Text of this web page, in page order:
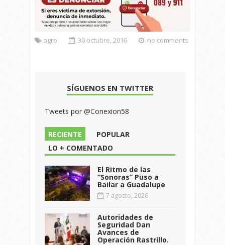
agro 30 octubre, 2016 no comments
SÍGUENOS EN TWITTER
Tweets por @Conexion58
RECIENTE
POPULAR
LO + COMENTADO
El Ritmo de las
“Sonoras” Puso a
Bailar a Guadalupe
7 agosto, 2026
Autoridades de
Seguridad Dan
Avances de
Operación Rastrillo.